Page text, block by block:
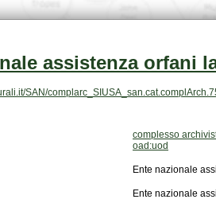
assistenza orfani
SAN/
complesso
oad:uod
Ente nazionale
Ente nazionale